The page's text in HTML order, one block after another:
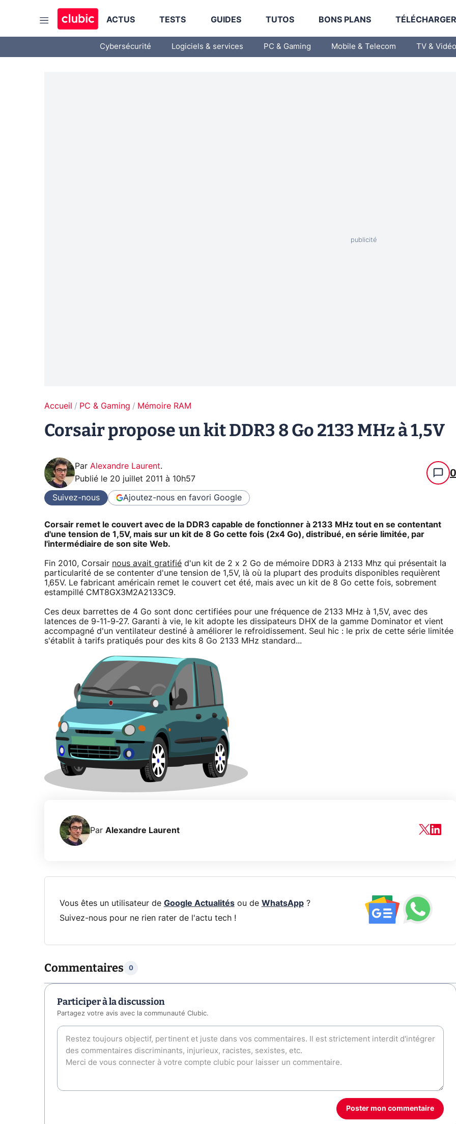
ACTUS TESTS GUIDES TUTOS BONS PLANS
Cybersécurité Logiciels & services PC & Gaming Mobile & Telecom TV & Vidéo
Accueil PC & Gaming Mémoire RAM
Corsair propose un kit DDR3 8 Go 2133 MHz à 1,5V
Par Alexandre Laurent.
Publié le 20 juillet 2011 à 10h57 0
Suivez-nous Ajoutez-nous en favori Google
Corsair remet le couvert avec de la DDR3 capable de fonctionner à 2133 MHz tout en se contentant
d'une tension de 1,5V, mais sur un kit de 8 Go cette fois (2x4 Go), distribué, en série limitée, par
l'intermédiaire de son site Web.
Fin 2010, Corsair nous avait gratifié d'un kit de 2 x 2 Go de mémoire DDR3 à 2133 Mhz qui présentait la
particularité de se contenter d'une tension de 1,5V, là où la plupart des produits disponibles requièrent
1,65V. Le fabricant américain remet le couvert cet été, mais avec un kit de 8 Go cette fois, sobrement
estampillé CMT8GX3M2A2133C9.
Ces deux barrettes de 4 Go sont donc certifiées pour une fréquence de 2133 MHz à 1,5V, avec des
latences de 9-11-9-27. Garanti à vie, le kit adopte les dissipateurs DHX de la gamme Dominator et vient
accompagné d'un ventilateur destiné à améliorer le refroidissement. Seul hic : le prix de cette série limitée
s'établit à tarifs pratiqués pour des kits 8 Go 2133 MHz standard...
Par Alexandre Laurent
Vous êtes un utilisateur de Google Actualitésou de WhatsApp?
Suivez-nous pour ne rien rater de l'actu tech !
Commentaires 0
Participer à la discussion
Partagez votre avis avec la communauté Clubic.
Poster mon commentaire